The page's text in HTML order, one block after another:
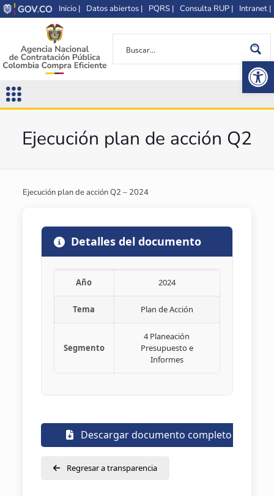
Inicio | Datos abiertos | PQRS | Consulta RUP | Intranet |
Ejecución plan de acción Q2
Ejecución plan de acción Q2 – 2024
Detalles del documento
Año 2024
Tema Plan de Acción
Segmento
4 Planeación
Presupuesto e
Informes
Descargar documento completo
Regresar a transparencia